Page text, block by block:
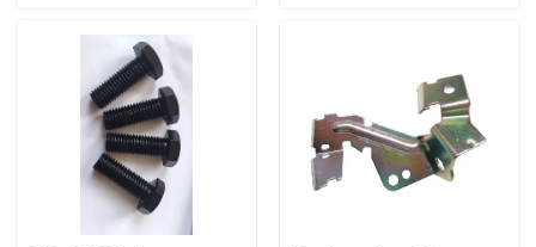
Produkte
Videos
Über uns